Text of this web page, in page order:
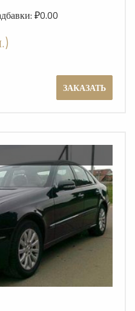
₽0.00
ЗАКАЗАТЬ